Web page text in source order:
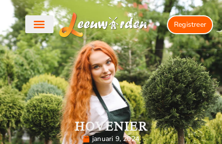
Registreer
HOVENIER
januari 9, 2024